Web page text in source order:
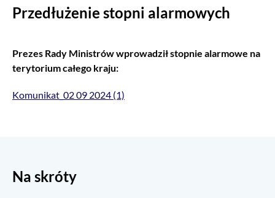
Przedłużenie stopni alarmowych
Prezes Rady Ministrów wprowadził stopnie alarmowe na
terytorium całego kraju:
Komunikat_02 09 2024 (1)
Na skróty